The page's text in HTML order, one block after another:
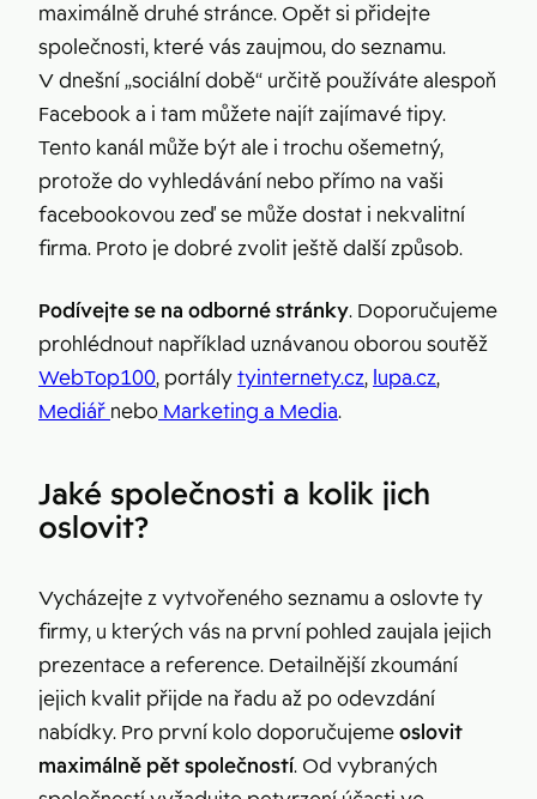
maximálně druhé stránce. Opět si přidejte
společnosti, které vás zaujmou, do seznamu.
V dnešní „sociální době“ určitě používáte alespoň
Facebook a i tam můžete najít zajímavé tipy.
Tento kanál může být ale i trochu ošemetný,
protože do vyhledávání nebo přímo na vaši
facebookovou zeď se může dostat i nekvalitní
firma. Proto je dobré zvolit ještě další způsob.
Podívejte se na odborné stránky. Doporučujeme
prohlédnout například uznávanou oborou soutěž
WebTop100, portálytyinternety.cz, lupa.cz,
Mediář nebo Marketing a Media.
Jaké společnosti a kolik jich
oslovit?
Vycházejte z vytvořeného seznamu a oslovte ty
firmy, u kterých vás na první pohled zaujala jejich
prezentace a reference. Detailnější zkoumání
jejich kvalit přijde na řadu až po odevzdání
nabídky. Pro první kolo doporučujemeoslovit
maximálně pět společností. Od vybraných